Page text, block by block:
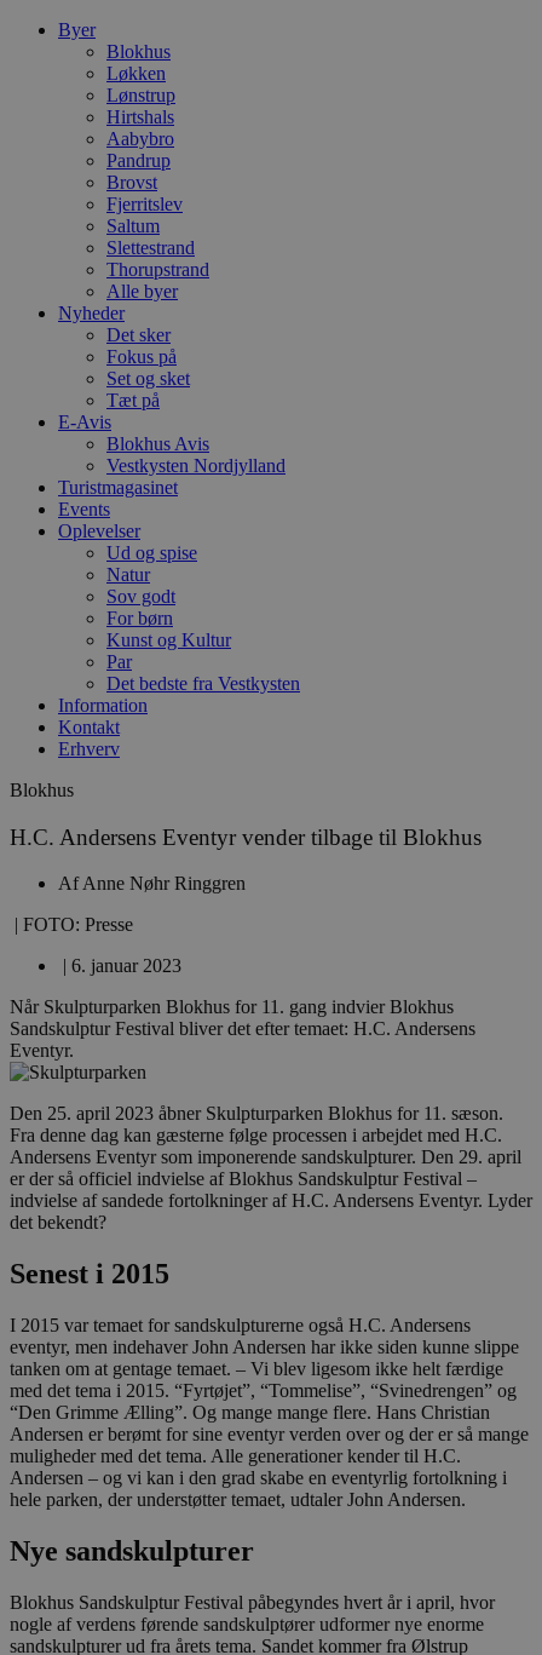
Byer
Blokhus
Løkken
Lønstrup
Hirtshals
Aabybro
Pandrup
Brovst
Fjerritslev
Saltum
Slettestrand
Thorupstrand
Alle byer
Nyheder
Det sker
Fokus på
Set og sket
Tæt på
E-Avis
Blokhus Avis
Vestkysten Nordjylland
Turistmagasinet
Events
Oplevelser
Ud og spise
Natur
Sov godt
For børn
Kunst og Kultur
Par
Det bedste fra Vestkysten
Information
Kontakt
Erhverv
Blokhus
H.C. Andersens Eventyr vender tilbage til Blokhus
AfAnne Nøhr Ringgren
| FOTO: Presse
| 6. januar 2023
Når Skulpturparken Blokhus for 11. gang indvier Blokhus
Sandskulptur Festival bliver det efter temaet: H.C. Andersens
Eventyr.
Den 25. april 2023 åbner Skulpturparken Blokhus for 11. sæson.
Fra denne dag kan gæsterne følge processen i arbejdet med H.C.
Andersens Eventyr som imponerende sandskulpturer. Den 29. april
er der så officiel indvielse af Blokhus Sandskulptur Festival –
indvielse af sandede fortolkninger af H.C. Andersens Eventyr. Lyder
det bekendt?
Senest i 2015
I 2015 var temaet for sandskulpturerne også H.C. Andersens
eventyr, men indehaver John Andersen har ikke siden kunne slippe
tanken om at gentage temaet. – Vi blev ligesom ikke helt færdige
med det tema i 2015. “Fyrtøjet”, “Tommelise”, “Svinedrengen” og
“Den Grimme Ælling”. Og mange mange flere. Hans Christian
Andersen er berømt for sine eventyr verden over og der er så mange
muligheder med det tema. Alle generationer kender til H.C.
Andersen – og vi kan i den grad skabe en eventyrlig fortolkning i
hele parken, der understøtter temaet, udtaler John Andersen.
Nye sandskulpturer
Blokhus Sandskulptur Festival påbegyndes hvert år i april, hvor
nogle af verdens førende sandskulptører udformer nye enorme
sandskulpturer ud fra årets tema. Sandet kommer fra Ølstrup